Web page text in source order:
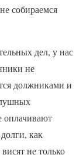
собираемся
дел, у нас
не
должниками и
оплачивают
как
не только